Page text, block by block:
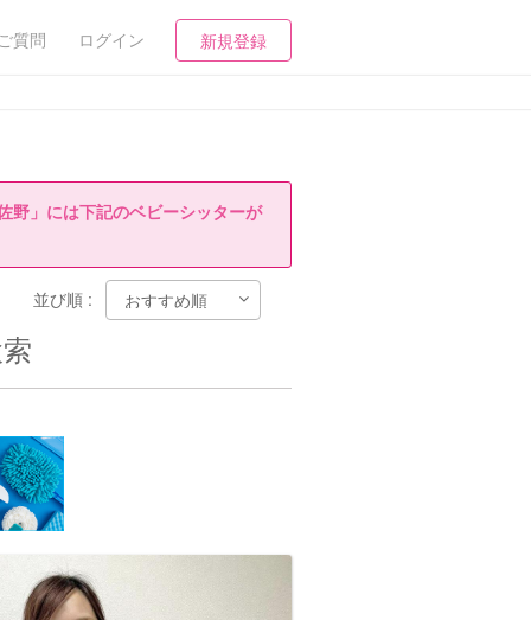
質問 ログイン 新規登録
野」には下記のベビーシッターが
並び順 :